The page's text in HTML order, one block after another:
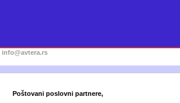
info@avtera.rs
Poštovani poslovni partnere,